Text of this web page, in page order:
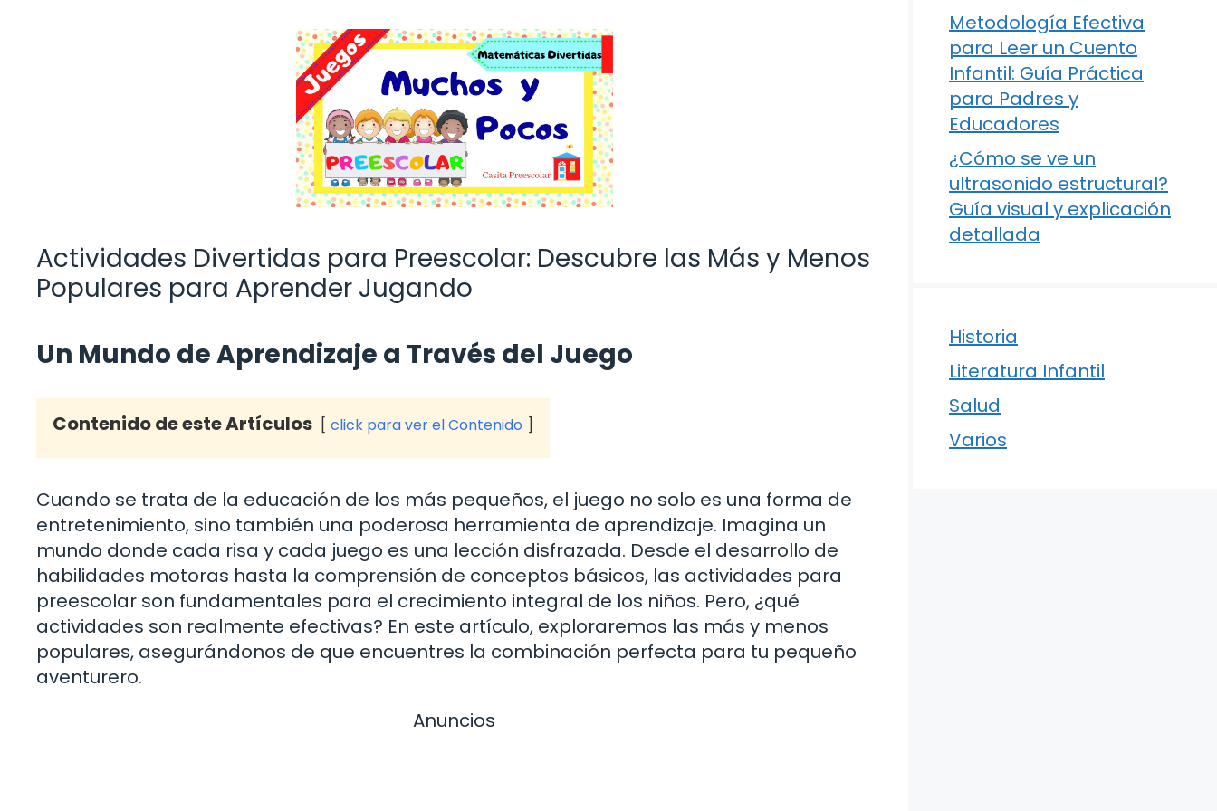
Actividades Divertidas para Preescolar: Descubre las Más y Menos
Populares para Aprender Jugando
Un Mundo de Aprendizaje a Través del Juego
Contenido de este Artículos click para ver el Contenido
Cuando se trata de la educación de los más pequeños, el juego no solo es una forma de
entretenimiento, sino también una poderosa herramienta de aprendizaje. Imagina un
mundo donde cada risa y cada juego es una lección disfrazada. Desde el desarrollo de
habilidades motoras hasta la comprensión de conceptos básicos, las actividades para
preescolar son fundamentales para el crecimiento integral de los niños. Pero, ¿qué
actividades son realmente efectivas? En este artículo, exploraremos las más y menos
populares, asegurándonos de que encuentres la combinación perfecta para tu pequeño
aventurero.
Anuncios
Metodología Efectiva
para Leer un Cuento
Infantil: Guía Práctica
para Padres y
Educadores
¿Cómo se ve un
ultrasonido estructural?
Guía visual y explicación
detallada
Historia
Literatura Infantil
Salud
Varios